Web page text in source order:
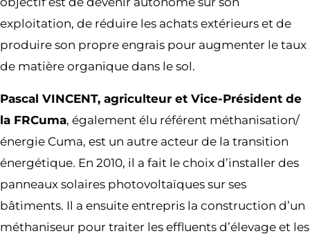
exploitation, de réduire les achats extérieurs et de
produire son propre engrais pour augmenter le taux
de matière organique dans le sol.
Pascal VINCENT, agriculteur et Vice-Président de
la FRCuma, également élu référent méthanisation/
énergie Cuma, est un autre acteur de la transition
énergétique. En 2010, il a fait le choix d’installer des
panneaux solaires photovoltaïques sur ses
bâtiments. Il a ensuite entrepris la construction d’un
méthaniseur pour traiter les effluents d’élevage et les